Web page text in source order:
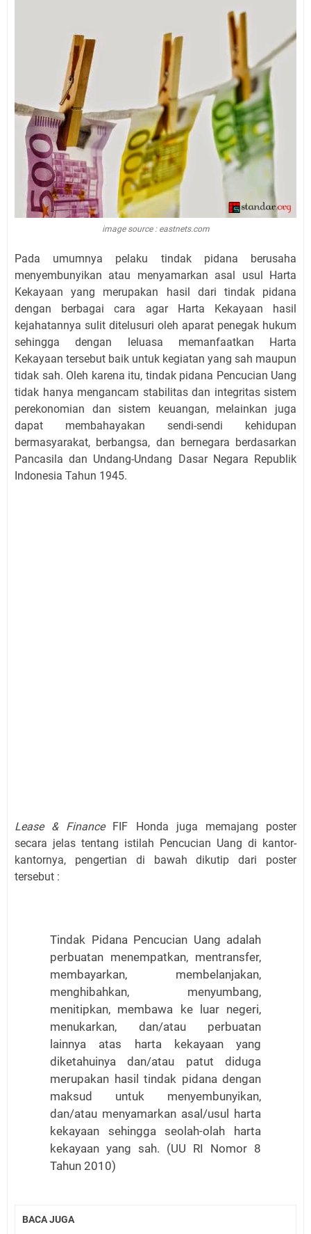
image source : eastnets.com
Pada umumnya pelaku tindak pidana berusaha
menyembunyikan atau menyamarkan asal usul Harta
Kekayaan yang merupakan hasil dari tindak pidana
dengan berbagai cara agar Harta Kekayaan hasil
kejahatannya sulit ditelusuri oleh aparat penegak hukum
sehingga dengan leluasa memanfaatkan Harta
Kekayaan tersebut baik untuk kegiatan yang sah maupun
tidak sah. Oleh karena itu, tindak pidana Pencucian Uang
tidak hanya mengancam stabilitas dan integritas sistem
perekonomian dan sistem keuangan, melainkan juga
dapat membahayakan sendi-sendi kehidupan
bermasyarakat, berbangsa, dan bernegara berdasarkan
Pancasila dan Undang-Undang Dasar Negara Republik
Indonesia Tahun 1945.
Lease & FinanceFIF Honda juga memajang poster
secara jelas tentang istilah Pencucian Uang di kantor-
kantornya, pengertian di bawah dikutip dari poster
tersebut :
Tindak Pidana Pencucian Uang adalah
perbuatan menempatkan, mentransfer,
membayarkan, membelanjakan,
menghibahkan, menyumbang,
menitipkan, membawa ke luar negeri,
menukarkan, dan/atau perbuatan
lainnya atas harta kekayaan yang
diketahuinya dan/atau patut diduga
merupakan hasil tindak pidana dengan
maksud untuk menyembunyikan,
dan/atau menyamarkan asal/usul harta
kekayaan sehingga seolah-olah harta
kekayaan yang sah. (UU RI Nomor 8
Tahun 2010)
BACA JUGA